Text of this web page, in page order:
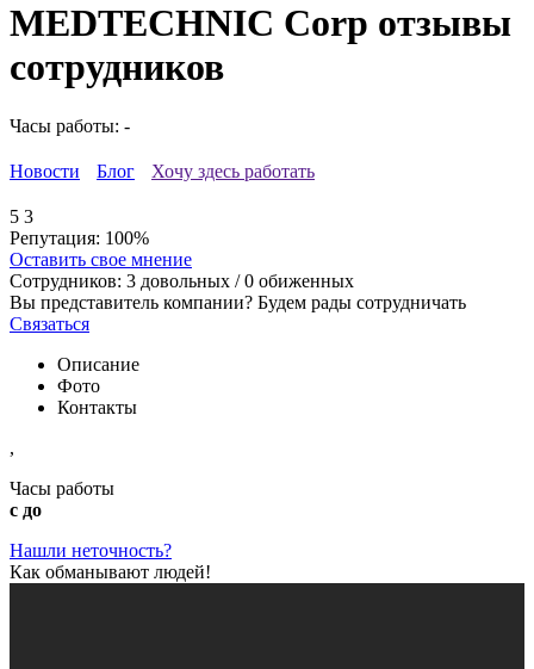
MEDTECHNIC Corp отзывы
сотрудников
Часы работы: -
Новости Блог Хочу здесь работать
5 3
Репутация: 100%
Оставить свое мнение
Сотрудников: 3 довольных /0 обиженных
Вы представитель компании? Будем рады сотрудничать
Связаться
Описание
Фото
Контакты
,
Часы работы
с до
Нашли неточность?
Как обманывают людей!